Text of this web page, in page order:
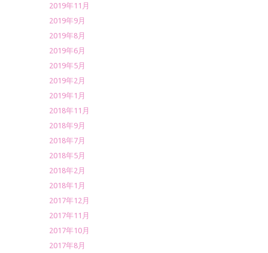
2019年11月
2019年9月
2019年8月
2019年6月
2019年5月
2019年2月
2019年1月
2018年11月
2018年9月
2018年7月
2018年5月
2018年2月
2018年1月
2017年12月
2017年11月
2017年10月
2017年8月